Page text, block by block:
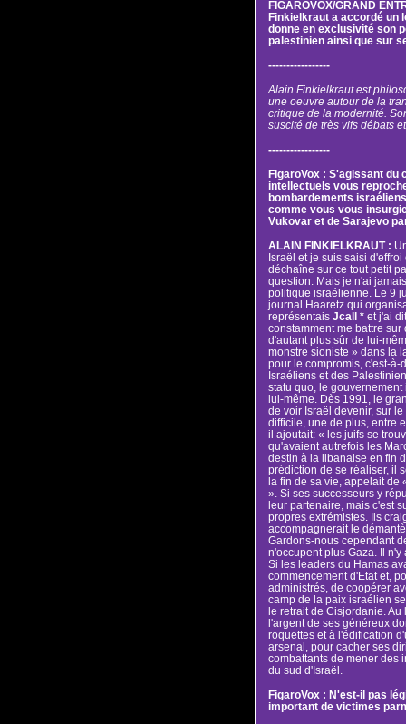
FIGAROVOX/GRAND
Finkielkraut a accordé un
donne en exclusivité son
palestinien ainsi que sur
-----------------
Alain Finkielkraut est
une oeuvre autour de la
critique de la modernité.
suscité de très vifs débats
-----------------
FigaroVox : S'agissant du
intellectuels vous
bombardements
comme vous vous
Vukovar et de Sarajevo
ALAIN FINKIELKRAUT :
Israël et je suis saisi
déchaîne sur ce tout petit
question. Mais je n'ai
politique israélienne. Le 9
journal Haaretz qui
représentais Jcall *et j'ai
constamment me battre
d'autant plus sûr de lui-
monstre sioniste » dans la
pour le compromis, c'est-à-
Israéliens et des
statu quo, le
lui-même. Dès 1991, le
de voir Israël devenir, sur
difficile, une de plus, entre
il ajoutait: « les juifs se
qu'avaient autrefois les
destin à la libanaise en fin
prédiction de se réaliser, il
la fin de sa vie, appelait de
». Si ses successeurs y
leur partenaire, mais c'est
propres extrémistes. Ils
accompagnerait le
Gardons-nous cependant
n'occupent plus Gaza. Il
Si les leaders du Hamas
commencement d'Etat et,
administrés, de coopérer
camp de la paix israélien
le retrait de Cisjordanie.
l'argent de ses généreux
roquettes et à l'édification
arsenal, pour cacher ses
combattants de mener des
du sud d'Israël.
FigaroVox : N'est-il pas
important de victimes